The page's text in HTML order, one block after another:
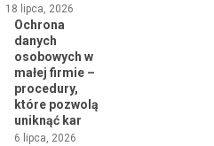
18 lipca, 2026
Ochrona
danych
osobowych w
małej firmie –
procedury,
które pozwolą
uniknąć kar
6 lipca, 2026